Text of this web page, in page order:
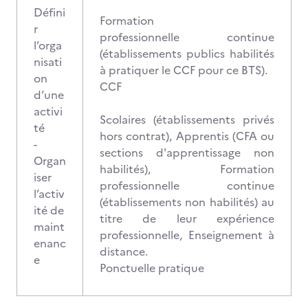
Défini
r
l’orga
nisati
on
d’une
activi
té
-
Organ
iser
l’activ
ité de
maint
enanc
e
Formation
professionnelle continue
(établissements publics habilités
à pratiquer le CCF pour ce BTS).
CCF
Scolaires (établissements privés
hors contrat), Apprentis (CFA ou
sections d'apprentissage non
habilités), Formation
professionnelle continue
(établissements non habilités) au
titre de leur expérience
professionnelle, Enseignement à
distance.
Ponctuelle pratique